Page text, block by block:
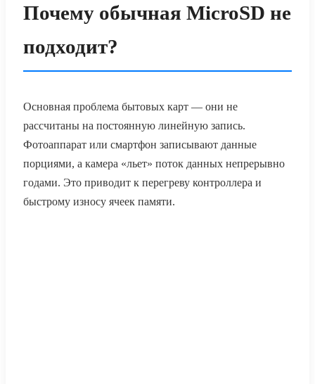
Почему обычная MicroSD не
подходит?
Основная проблема бытовых карт — они не
рассчитаны на постоянную линейную запись.
Фотоаппарат или смартфон записывают данные
порциями, а камера «льет» поток данных непрерывно
годами. Это приводит к перегреву контроллера и
быстрому износу ячеек памяти.